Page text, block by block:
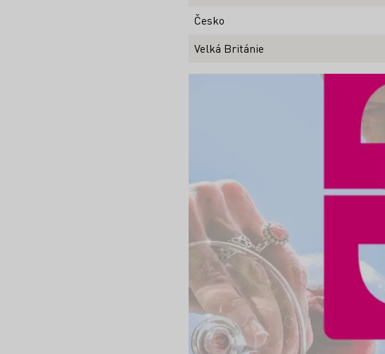
Česko
Velká Británie